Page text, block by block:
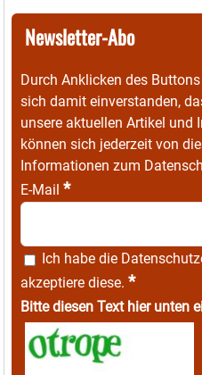
Newsletter-Abo
Durch Anklicken des
sich damit einverstanden,
unsere aktuellen Artikel und
können sich jederzeit von
Informationen zum
E-Mail *
Ich habe die
akzeptiere diese. *
Bitte diesen Text hier unten